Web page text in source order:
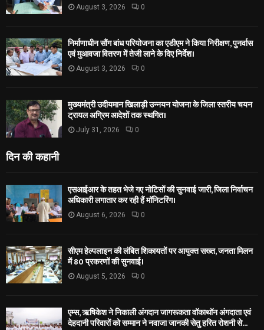
August 3, 2026 0
निर्माणाधीन सौंग बांध परियोजना का एडीएम ने किया निरीक्षण, पुनर्वास
एवं मुआवजा वितरण में तेजी लाने के दिए निर्देश।
August 3, 2026 0
मुख्यमंत्री उदीयमान खिलाड़ी उन्नयन योजना के जिला स्तरीय चयन
ट्रायल अग्रिम आदेशों तक स्थगित।
July 31, 2026 0
दिन की कहानी
एसआईआर के तहत भेजे गए नोटिसों की सुनवाई जारी, जिला निर्वाचन
अधिकारी लगातार कर रही हैं मॉनिटरिंग।
August 6, 2026 0
सीएम हेल्पलाइन की लंबित शिकायतों पर आयुक्त सख्त, जनता मिलन
में 80 प्रकरणों की सुनवाई।
August 5, 2026 0
एम्स, ऋषिकेश ने निकाली अंगदान जागरूकता वॉकाथॉन अंगदाता एवं
देहदानी परिवारों को सम्मान ने नवाजा जानकी सेतु हरित रोशनी से...